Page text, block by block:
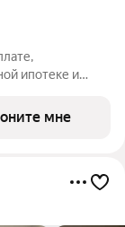
ипотеке и
В северной
мне